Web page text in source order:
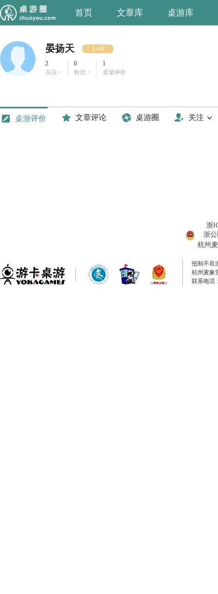
首页 文章库 桌游库
晏扬天 Lv4
2
关注 >
0
粉丝 >
1
桌游评价
桌游评价 文章评论 桌游圈 关注
浙
浙公
杭州
抵制不良
杭州麦象
联系电话